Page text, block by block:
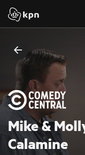
Mike &
Calamine